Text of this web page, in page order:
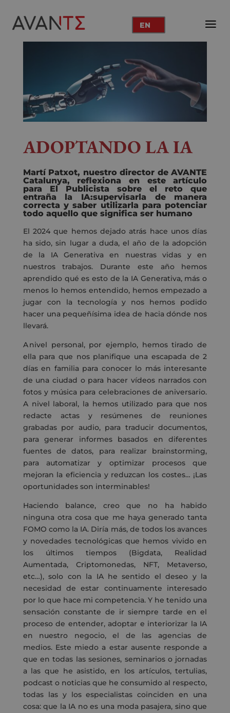
EN
ADOPTANDO LA IA
Martí Patxot, nuestro director de AVANTE
Catalunya, reflexiona en este artículo
para El Publicista sobre el reto que
entraña la IA:supervisarla de manera
correcta y saber utilizarla para potenciar
todo aquello que significa ser humano
El 2024 que hemos dejado atrás hace unos días
ha sido, sin lugar a duda, el año de la adopción
de la IA Generativa en nuestras vidas y en
nuestros trabajos. Durante este año hemos
aprendido qué es esto de la IA Generativa, más o
menos lo hemos entendido, hemos empezado a
jugar con la tecnología y nos hemos podido
hacer una pequeñísima idea de hacia dónde nos
llevará.
A nivel personal, por ejemplo, hemos tirado de
ella para que nos planifique una escapada de 2
días en familia para conocer lo más interesante
de una ciudad o para hacer vídeos narrados con
fotos y música para celebraciones de aniversario.
A nivel laboral, la hemos utilizado para que nos
redacte actas y resúmenes de reuniones
grabadas por audio, para traducir documentos,
para generar informes basados en diferentes
fuentes de datos, para realizar brainstorming,
para automatizar y optimizar procesos que
mejoran la eficiencia y reduzcan los costes… ¡Las
oportunidades son interminables!
Haciendo balance, creo que no ha habido
ninguna otra cosa que me haya generado tanta
FOMO como la IA. Diría más, de todos los avances
y novedades tecnológicas que hemos vivido en
los últimos tiempos (Bigdata, Realidad
Aumentada, Criptomonedas, NFT, Metaverso,
etc…), solo con la IA he sentido el deseo y la
necesidad de estar continuamente interesado
por lo que hace mi competencia. Y he tenido una
sensación constante de ir siempre tarde en el
proceso de entender, adoptar e interiorizar la IA
en nuestro negocio, el de las agencias de
medios. Este miedo a estar ausente responde a
que en todas las sesiones, seminarios o jornadas
a las que he asistido, en los artículos, tertulias,
podcast o noticias que he consumido al respecto,
todas las y los especialistas coinciden en una
cosa: que la IA no es una moda pasajera, sino que